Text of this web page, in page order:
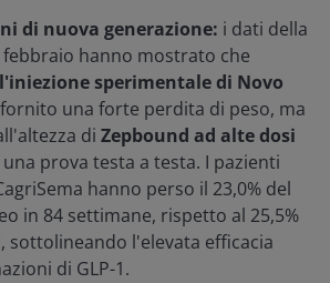
di nuova generazione: i dati della
febbraio hanno mostrato che
sperimentale di Novo
una forte perdita di peso, ma
di Zepbound ad alte dosi
prova testa a testa. I pazienti
hanno perso il 23,0% del
in 84 settimane, rispetto al 25,5%
sottolineando l'elevata efficacia
di GLP-1.